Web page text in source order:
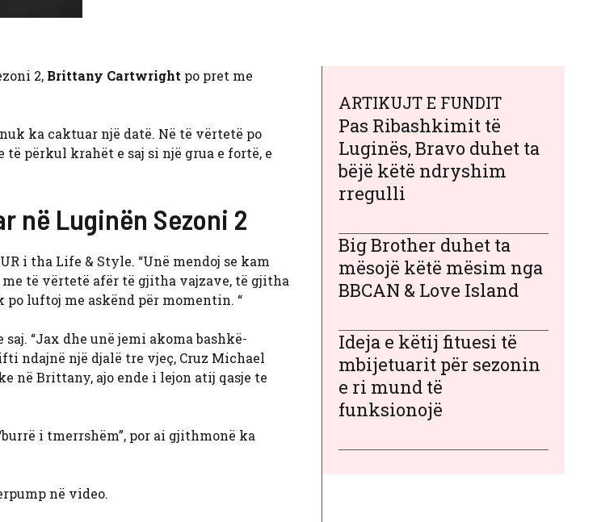
2, Brittany Cartwright po pret me
ka caktuar një datë. Në të vërtetë po
përkul krahët e saj si një grua e fortë, e
në Luginën Sezoni 2
i tha Life & Style. “Unë mendoj se kam
të vërtetë afër të gjitha vajzave, të gjitha
luftoj me askënd për momentin. “
“Jax dhe unë jemi akoma bashkë-
ndajnë një djalë tre vjeç, Cruz Michael
në Brittany, ajo ende i lejon atij qasje te
i tmerrshëm”, por ai gjithmonë ka
në video.
ARTIKUJT E FUNDIT
Pas Ribashkimit të
Luginës, Bravo duhet ta
bëjë këtë ndryshim
rregulli
Big Brother duhet ta
mësojë këtë mësim nga
BBCAN & Love Island
Ideja e këtij fituesi të
mbijetuarit për sezonin
e ri mund të
funksionojë